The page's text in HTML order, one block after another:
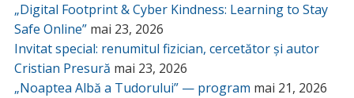
„Digital Footprint & Cyber Kindness: Learning to Stay
Safe Online” mai 23, 2026
Invitat special: renumitul fizician, cercetător și autor
Cristian Presură mai 23, 2026
„Noaptea Albă a Tudorului” — program mai 21, 2026